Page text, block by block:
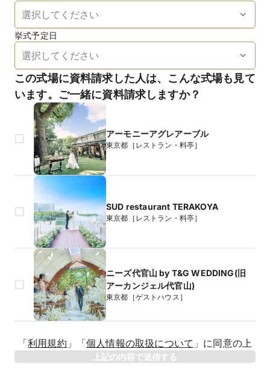
挙式予定日
この式場に資料請求した人は、こんな式場も見て
います。ご一緒に資料請求しますか？
アーモニーアグレアーブル
東京都［レストラン・料亭］
SUD restaurant TERAKOYA
東京都［レストラン・料亭］
ニーズ代官山 by T&G WEDDING(旧
アーカンジェル代官山)
東京都［ゲストハウス］
年
「利用規約 」 「個人情報の取扱について 」 に同意の上
上記の内容で送信する